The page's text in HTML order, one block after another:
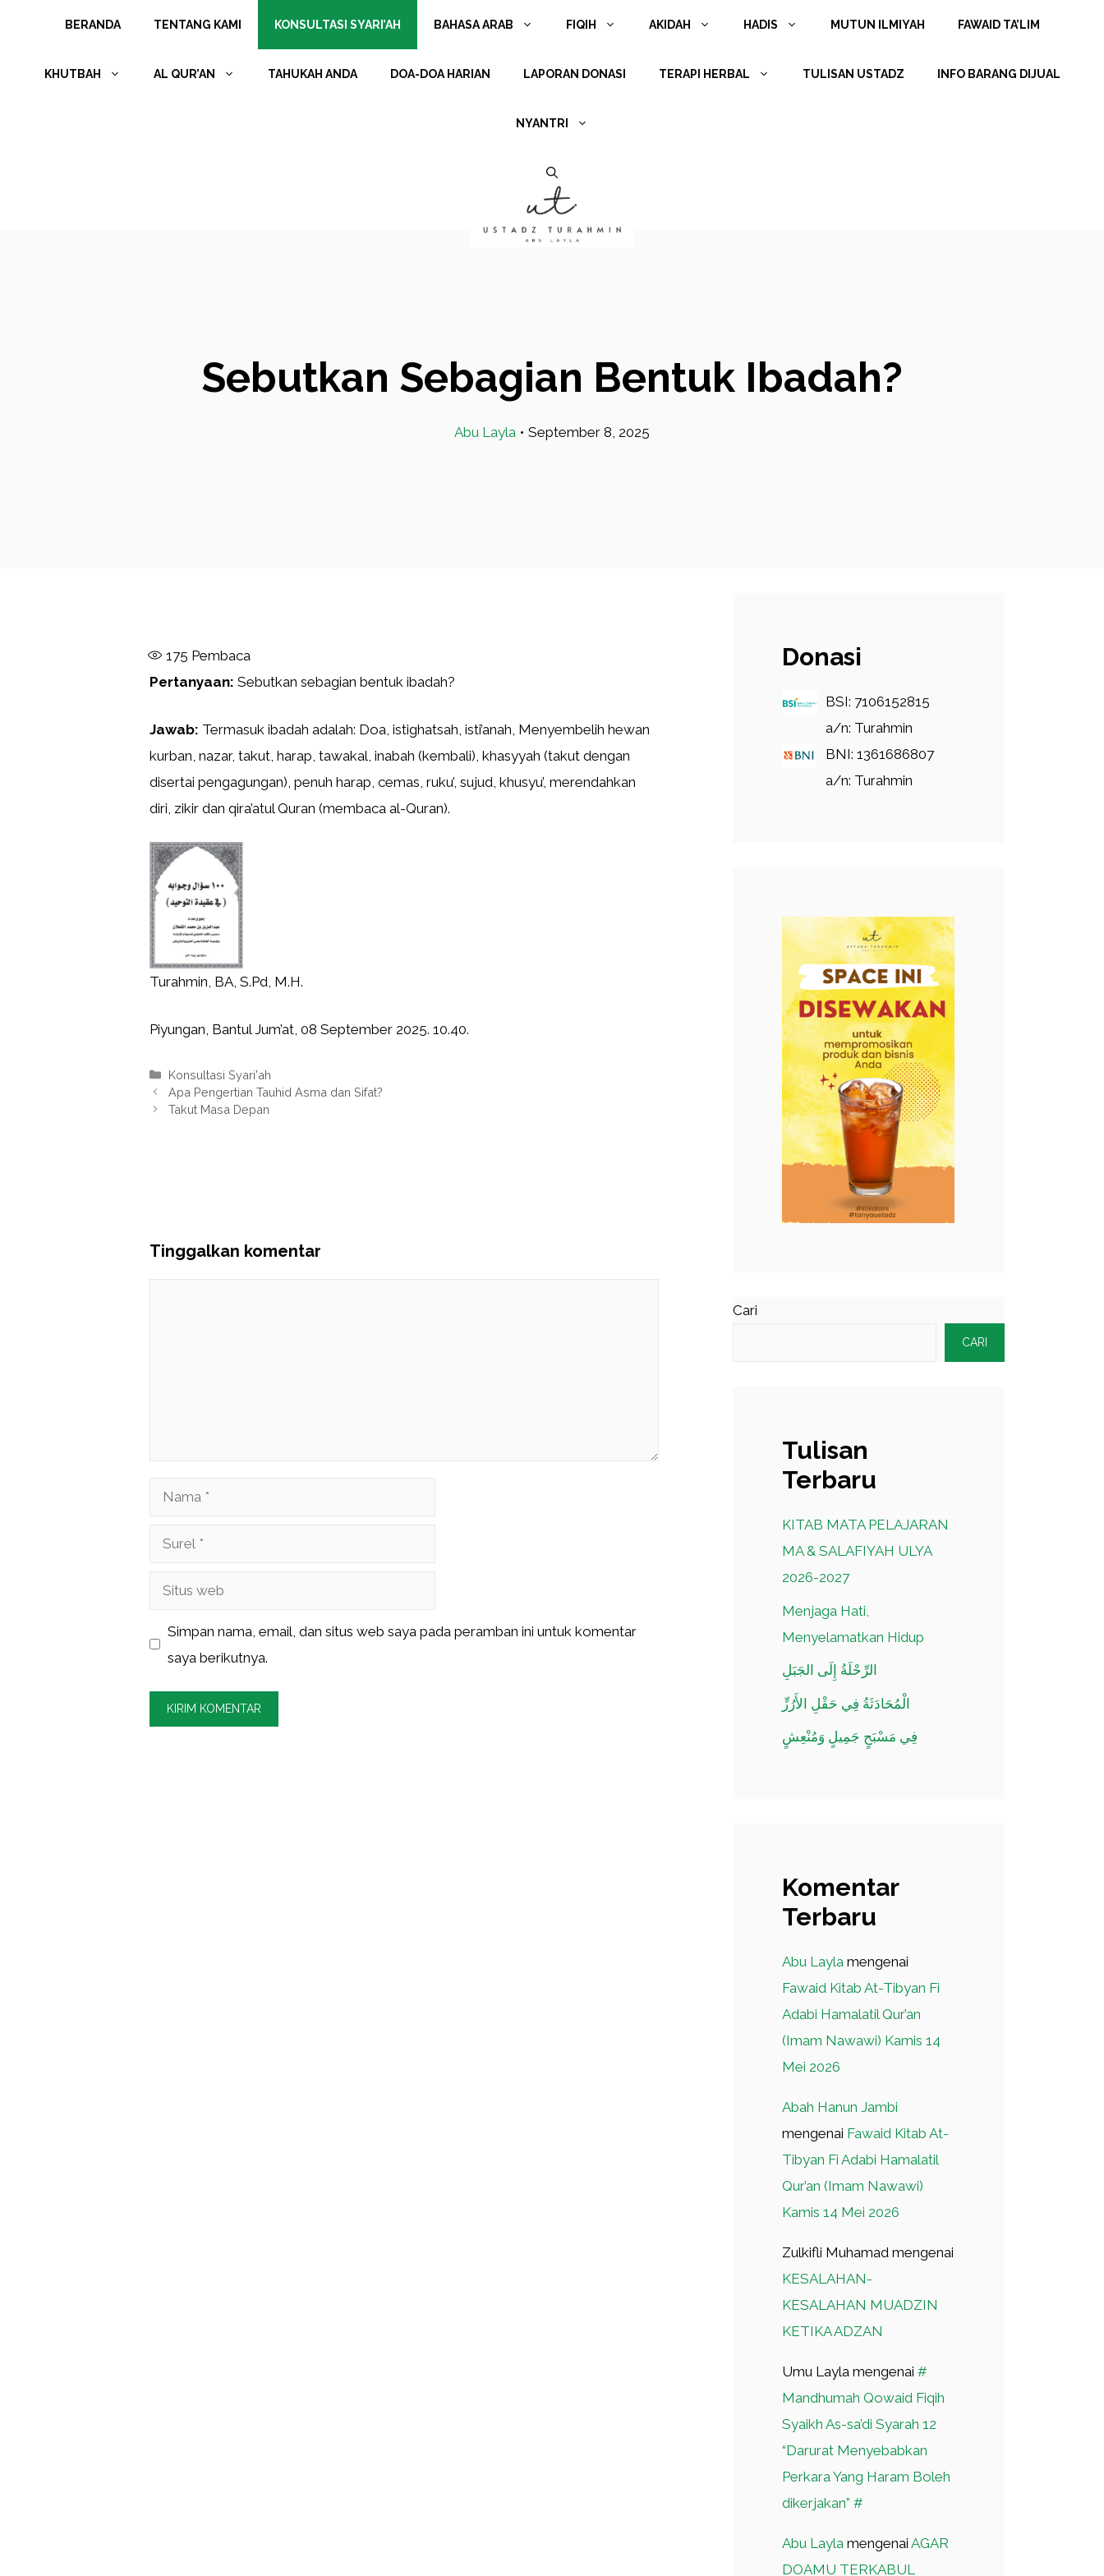
BERANDA TENTANG KAMI KONSULTASI SYARI’AH BAHASA ARAB FIQIH AKIDAH HADIS MUTUN ILMIYAH FAWAID TA’LIM
KHUTBAH AL QUR’AN TAHUKAH ANDA DOA-DOA HARIAN LAPORAN DONASI TERAPI HERBAL TULISAN USTADZ INFO BARANG DIJUAL
NYANTRI
Sebutkan Sebagian Bentuk Ibadah?
Abu Layla • September 8, 2025
175 Pembaca
Pertanyaan: Sebutkan sebagian bentuk ibadah?
Jawab: Termasuk ibadah adalah: Doa, istighatsah, isti’anah, Menyembelih hewan
kurban, nazar, takut, harap, tawakal, inabah (kembali), khasyyah (takut dengan
disertai pengagungan), penuh harap, cemas, ruku’, sujud, khusyu’, merendahkan
diri, zikir dan qira’atul Quran (membaca al-Quran).
Turahmin, BA, S.Pd, M.H.
Piyungan, Bantul Jum’at, 08 September 2025. 10.40.
Kategori
Konsultasi Syari'ah
Apa Pengertian Tauhid Asma dan Sifat?
Takut Masa Depan
Tinggalkan komentar
Nama
Surel
Situs
Simpan nama, email, dan situs web saya pada peramban ini untuk komentar
saya berikutnya.
Donasi
BSI: 7106152815
a/n: Turahmin
BNI: 1361686807
a/n: Turahmin
Cari
CARI
Tulisan
Terbaru
KITAB MATA PELAJARAN
MA & SALAFIYAH ULYA
2026-2027
Menjaga Hati,
Menyelamatkan Hidup
الرِّحْلَةُ إِلَى الجَبَلِ
الْمُحَادَثَةُ فِي حَقْلِ الأَرُزِّ
فِي مَسْبَحٍ جَمِيلٍ وَمُنْعِشٍ
Komentar
Terbaru
Abu Layla mengenai
Fawaid Kitab At-Tibyan Fi
Adabi Hamalatil Qur’an
(Imam Nawawi) Kamis 14
Mei 2026
Abah Hanun Jambi
mengenai Fawaid Kitab At-
Tibyan Fi Adabi Hamalatil
Qur’an (Imam Nawawi)
Kamis 14 Mei 2026
Zulkifli Muhamad mengenai
KESALAHAN-
KESALAHAN MUADZIN
KETIKA ADZAN
Umu Layla mengenai #
Mandhumah Qowaid Fiqih
Syaikh As-sa’di Syarah 12
“Darurat Menyebabkan
Perkara Yang Haram Boleh
dikerjakan” #
Abu Layla mengenai AGAR
DOAMU TERKABUL